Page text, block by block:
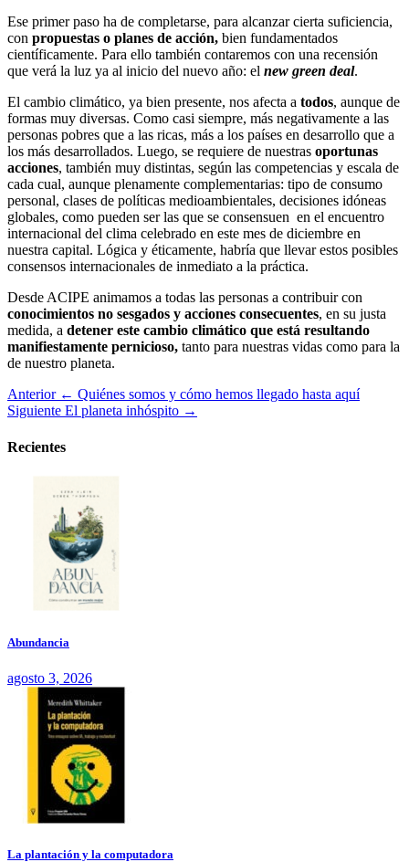
Ese primer paso ha de completarse, para alcanzar cierta suficiencia,
con propuestas o planes de acción, bien fundamentados
científicamente. Para ello también contaremos con una recensión
que verá la luz ya al inicio del nuevo año: el new green deal.
El cambio climático, ya bien presente, nos afecta a todos, aunque de
formas muy diversas. Como casi siempre, más negativamente a las
personas pobres que a las ricas, más a los países en desarrollo que a
los más desarrollados. Luego, se requiere de nuestras oportunas
acciones, también muy distintas, según las competencias y escala de
cada cual, aunque plenamente complementarias: tipo de consumo
personal, clases de políticas medioambientales, decisiones idóneas
globales, como pueden ser las que se consensuen en el encuentro
internacional del clima celebrado en este mes de diciembre en
nuestra capital. Lógica y éticamente, habría que llevar estos posibles
consensos internacionales de inmediato a la práctica.
Desde ACIPE animamos a todas las personas a contribuir con
conocimientos no sesgados y acciones consecuentes, en su justa
medida, a detener este cambio climático que está resultando
manifiestamente pernicioso, tanto para nuestras vidas como para la
de nuestro planeta.
Anterior ← Quiénes somos y cómo hemos llegado hasta aquí
Siguiente El planeta inhóspito →
Recientes
Abundancia
agosto 3, 2026
La plantación y la computadora